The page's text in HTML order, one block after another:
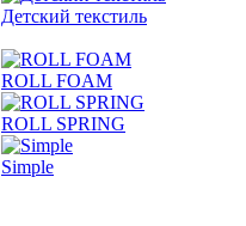
Детский текстиль
ROLL FOAM
ROLL SPRING
Simple